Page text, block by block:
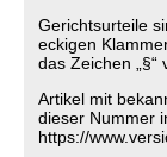
Gerichtsurteile
eckigen
das Zeichen „§“
Artikel mit
dieser Nummer
https://